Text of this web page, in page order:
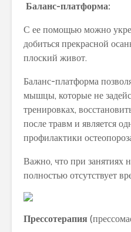
Баланс-платформа:
С ее помощью можно
добиться прекрасной
плоский живот.
Баланс-платформа
мышцы, которые не
тренировках,
после травм и является
профилактики
Важно, что при занятиях
полностью отсутствует
Прессотерапия